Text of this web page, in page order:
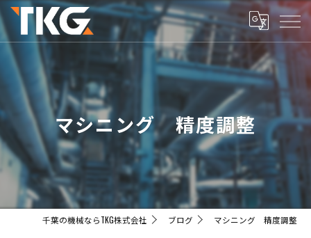
マシニング 精度調整
千葉の機械ならTKG株式会社 ブログ マシニング 精度調整